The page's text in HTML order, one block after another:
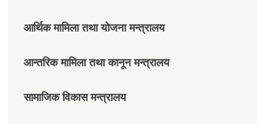
आर्थिक मामिला तथा योजना मन्त्रालय
आन्तरिक मामिला तथा कानून मन्त्रालय
सामाजिक विकास मन्त्रालय